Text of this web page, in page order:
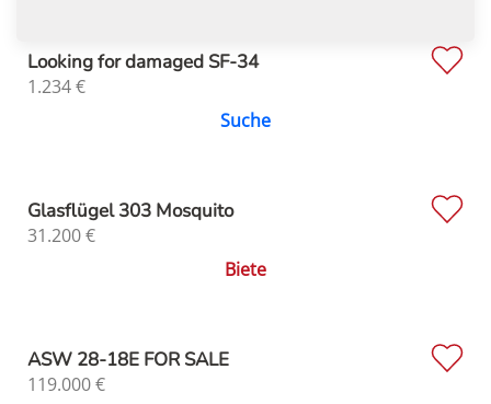
Looking for damaged SF-34
1.234€
Suche
Glasflügel 303 Mosquito
31.200€
Biete
ASW 28-18E FOR SALE
119.000€